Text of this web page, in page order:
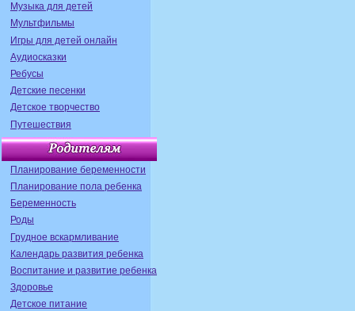
Музыка для детей
Мультфильмы
Игры для детей онлайн
Аудиосказки
Ребусы
Детские песенки
Детское творчество
Путешествия
Планирование беременности
Планирование пола ребенка
Беременность
Роды
Грудное вскармливание
Календарь развития ребенка
Воспитание и развитие ребенка
Здоровье
Детское питание